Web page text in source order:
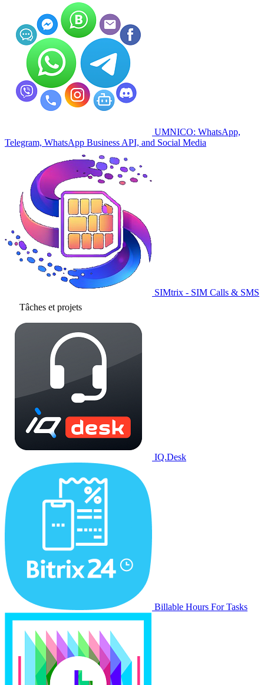
UMNICO: WhatsApp,
Telegram, WhatsApp Business API, and Social Media
SIMtrix - SIM Calls & SMS
Tâches et projets
IQ.Desk
Billable Hours For Tasks